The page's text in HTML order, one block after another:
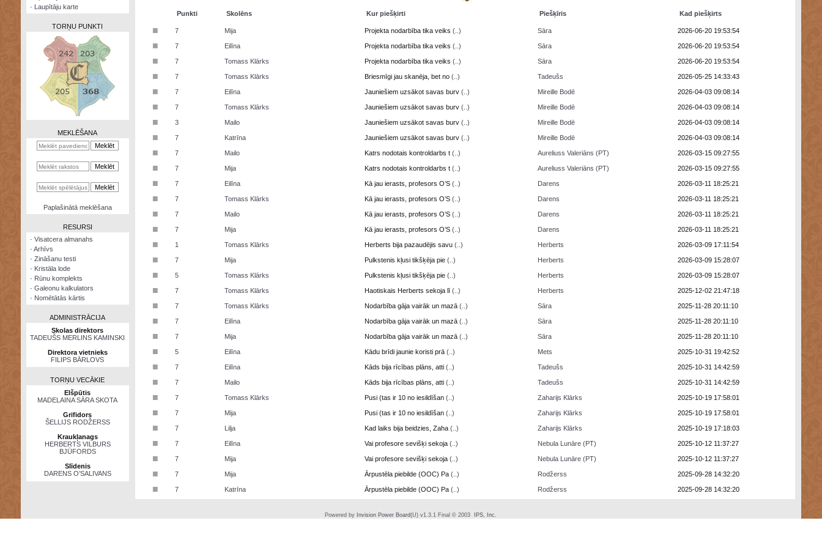
kalkulators
· Laupītāju karte
TORŅU PUNKTI
MEKLĒŠANA
Paplašinātā meklēšana
RESURSI
· Visatcera almanahs
· Arhīvs
· Zināšanu testi
· Kristāla lode
· Rūnu komplekts
· Galeonu kalkulators
· Nomētātās kārtis
ADMINISTRĀCIJA
Skolas direktors
TADEUŠS MERLINS KAMINSKI
Direktora vietnieks
FILIPS BĀRLOVS
TORŅU VECĀKIE
Elšpūtis
MADELAINA SĀRA SKOTA
Grifidors
ŠELLIJS RODŽERSS
Kraukļanags
HERBERTS VILBURS
BJŪFORDS
Slīdenis
DARENS O’SALIVANS
Punkti Skolēns Kur piešķirti Piešķīris Kad piešķirts
■ 7 Mija Projekta nodarbība tika veiks (..) Sāra 2026-06-20 19:53:54
■ 7 Eilīna Projekta nodarbība tika veiks (..) Sāra 2026-06-20 19:53:54
■ 7 Tomass Klārks Projekta nodarbība tika veiks (..) Sāra 2026-06-20 19:53:54
■ 7 Tomass Klārks Briesmīgi jau skanēja, bet no (..) Tadeušs 2026-05-25 14:33:43
■ 7 Eilīna Jauniešiem uzsākot savas burv (..) Mireille Bodē 2026-04-03 09:08:14
■ 7 Tomass Klārks Jauniešiem uzsākot savas burv (..) Mireille Bodē 2026-04-03 09:08:14
■ 3 Mailo Jauniešiem uzsākot savas burv (..) Mireille Bodē 2026-04-03 09:08:14
■ 7 Katrīna Jauniešiem uzsākot savas burv (..) Mireille Bodē 2026-04-03 09:08:14
■ 7 Mailo Katrs nodotais kontroldarbs t (..) Aureliuss Valeriāns (PT) 2026-03-15 09:27:55
■ 7 Mija Katrs nodotais kontroldarbs t (..) Aureliuss Valeriāns (PT) 2026-03-15 09:27:55
■ 7 Eilīna Kā jau ierasts, profesors O’S (..) Darens 2026-03-11 18:25:21
■ 7 Tomass Klārks Kā jau ierasts, profesors O’S (..) Darens 2026-03-11 18:25:21
■ 7 Mailo Kā jau ierasts, profesors O’S (..) Darens 2026-03-11 18:25:21
■ 7 Mija Kā jau ierasts, profesors O’S (..) Darens 2026-03-11 18:25:21
■ 1 Tomass Klārks Herberts bija pazaudējis savu (..) Herberts 2026-03-09 17:11:54
■ 7 Mija Pulkstenis kļusi tikšķēja pie (..) Herberts 2026-03-09 15:28:07
■ 5 Tomass Klārks Pulkstenis kļusi tikšķēja pie (..) Herberts 2026-03-09 15:28:07
■ 7 Tomass Klārks Haotiskais Herberts sekoja lī (..) Herberts 2025-12-02 21:47:18
■ 7 Tomass Klārks Nodarbība gāja vairāk un mazā (..) Sāra 2025-11-28 20:11:10
■ 7 Eilīna Nodarbība gāja vairāk un mazā (..) Sāra 2025-11-28 20:11:10
■ 7 Mija Nodarbība gāja vairāk un mazā (..) Sāra 2025-11-28 20:11:10
■ 5 Eilīna Kādu brīdi jaunie koristi prā (..) Mets 2025-10-31 19:42:52
■ 7 Eilīna Kāds bija rīcības plāns, atti (..) Tadeušs 2025-10-31 14:42:59
■ 7 Mailo Kāds bija rīcības plāns, atti (..) Tadeušs 2025-10-31 14:42:59
■ 7 Tomass Klārks Pusi (tas ir 10 no iesildīšan (..) Zaharijs Klārks 2025-10-19 17:58:01
■ 7 Mija Pusi (tas ir 10 no iesildīšan (..) Zaharijs Klārks 2025-10-19 17:58:01
■ 7 Lilja Kad laiks bija beidzies, Zaha (..) Zaharijs Klārks 2025-10-19 17:18:03
■ 7 Eilīna Vai profesore sevišķi sekoja (..) Nebula Lunāre (PT) 2025-10-12 11:37:27
■ 7 Mija Vai profesore sevišķi sekoja (..) Nebula Lunāre (PT) 2025-10-12 11:37:27
■ 7 Mija Ārpustēla piebilde (OOC) Pa (..) Rodžerss 2025-09-28 14:32:20
■ 7 Katrīna Ārpustēla piebilde (OOC) Pa (..) Rodžerss 2025-09-28 14:32:20
Powered by Invision Power Board(U) v1.3.1 Final © 2003 IPS, Inc.